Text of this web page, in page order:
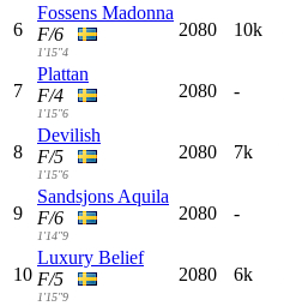
6
Fossens Madonna
F/6
1'15"4
2080 10k
7
Plattan
F/4
1'15"6
2080 -
8
Devilish
F/5
1'15"6
2080 7k
9
Sandsjons Aquila
F/6
1'14"9
2080 -
10
Luxury Belief
F/5
1'15"9
2080 6k